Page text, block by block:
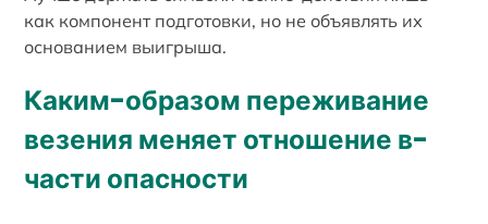
как компонент подготовки, но не объявлять их
основанием выигрыша.
Каким-образом переживание
везения меняет отношение в-
части опасности